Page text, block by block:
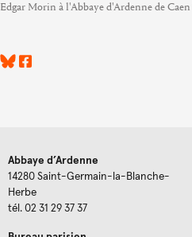
Edgar Morin à l'Abbaye d'Ardenne de
Abbaye d’Ardenne
14280 Saint-Germain-la-Blanche-
Herbe
tél. 02 31 29 37 37